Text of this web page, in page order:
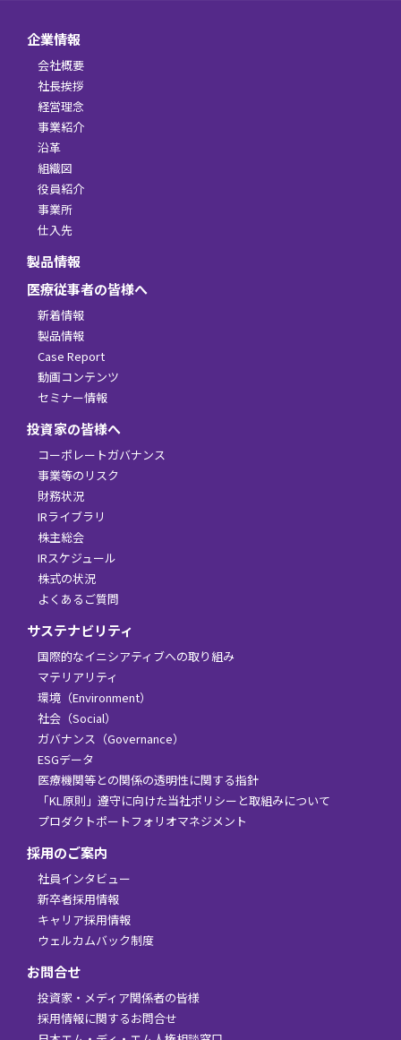
企業情報
会社概要
社長挨拶
経営理念
事業紹介
沿革
組織図
役員紹介
事業所
仕入先
製品情報
医療従事者の皆様へ
新着情報
製品情報
Case Report
動画コンテンツ
セミナー情報
投資家の皆様へ
コーポレートガバナンス
事業等のリスク
財務状況
IRライブラリ
株主総会
IRスケジュール
株式の状況
よくあるご質問
サステナビリティ
国際的なイニシアティブへの取り組み
マテリアリティ
環境（Environment）
社会（Social）
ガバナンス（Governance）
ESGデータ
医療機関等との関係の透明性に関する指針
「KL原則」遵守に向けた当社ポリシーと取組みについて
プロダクトポートフォリオマネジメント
採用のご案内
社員インタビュー
新卒者採用情報
キャリア採用情報
ウェルカムバック制度
お問合せ
投資家・メディア関係者の皆様
採用情報に関するお問合せ